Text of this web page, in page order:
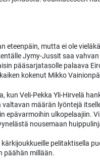
eteenpäin, mutta ei ole
Jymy-Jussit saa
pääsarjatasolle palaava
kokenut Mikko
Veli-Pekka Yli-Hirvelä
määrän lyöntejä
epävarmoihin ulkopelaajiin.
nousemaan
pelitaktisella
päähän millään.